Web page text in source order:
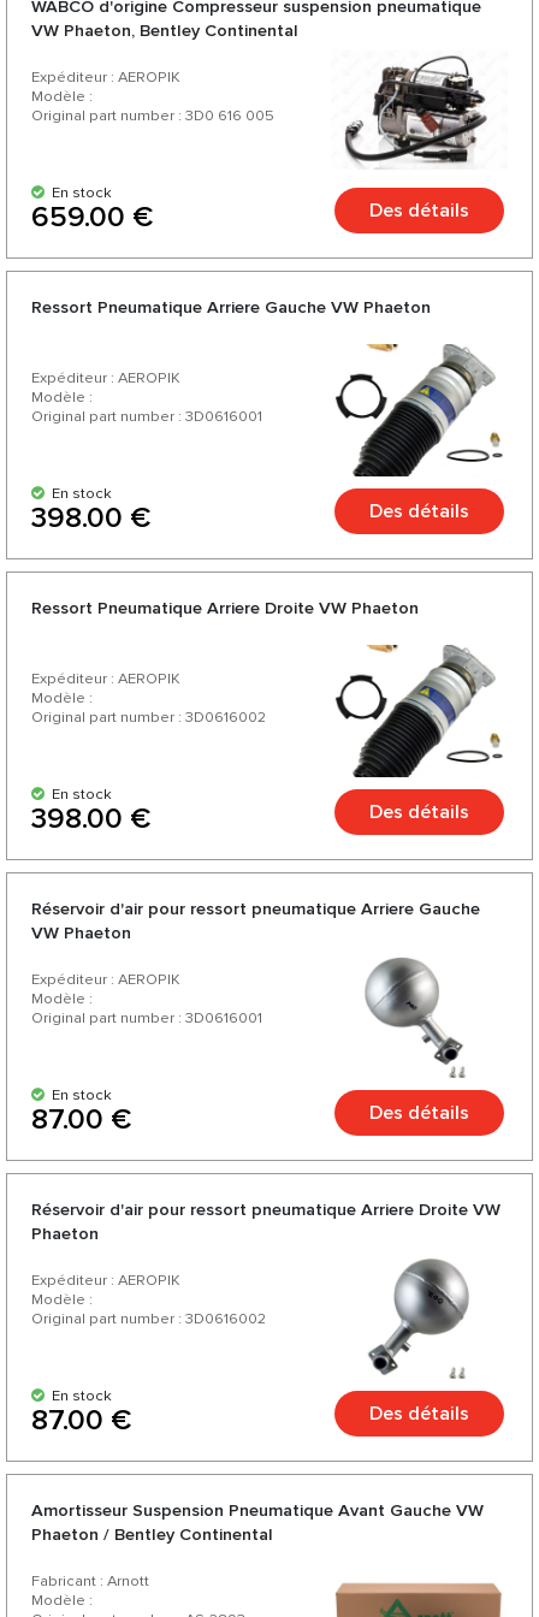
d'une large gamme et d'une variété de plus de 200 produits
WABCO d'origine Compresseur suspension pneumatique
VW Phaeton, Bentley Continental
Expéditeur : AEROPIK
Modèle :
Original part number : 3D0 616 005
En stock
659.00 € Des détails
Ressort Pneumatique Arriere Gauche VW Phaeton
Expéditeur : AEROPIK
Modèle :
Original part number : 3D0616001
En stock
398.00 € Des détails
Ressort Pneumatique Arriere Droite VW Phaeton
Expéditeur : AEROPIK
Modèle :
Original part number : 3D0616002
En stock
398.00 € Des détails
Réservoir d'air pour ressort pneumatique Arriere Gauche
VW Phaeton
Expéditeur : AEROPIK
Modèle :
Original part number : 3D0616001
En stock
87.00 € Des détails
Réservoir d'air pour ressort pneumatique Arriere Droite VW
Phaeton
Expéditeur : AEROPIK
Modèle :
Original part number : 3D0616002
En stock
87.00 € Des détails
Amortisseur Suspension Pneumatique Avant Gauche VW
Phaeton / Bentley Continental
Fabricant : Arnott
Modèle :